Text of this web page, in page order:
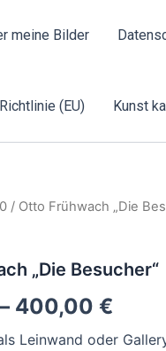
meine Bilder
(EU) Kunst
/ Otto Frühwach „Die
„Die Besucher“
– 400,00 €
Leinwand oder